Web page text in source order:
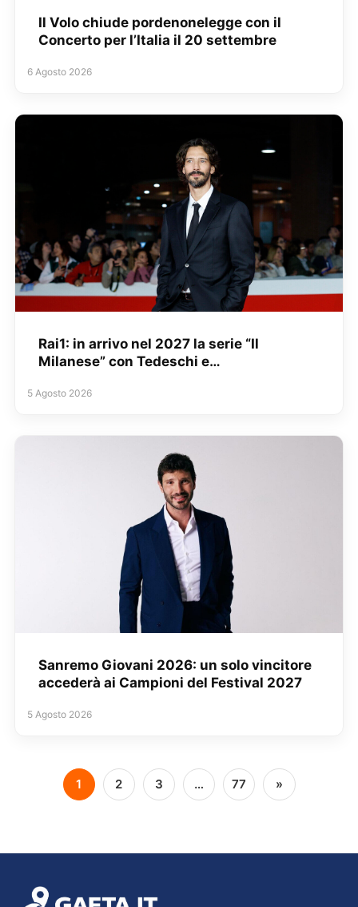
Il Volo chiude pordenonelegge con il
Concerto per l’Italia il 20 settembre
6 Agosto 2026
Rai1: in arrivo nel 2027 la serie “Il
Milanese” con Tedeschi e…
5 Agosto 2026
Sanremo Giovani 2026: un solo vincitore
accederà ai Campioni del Festival 2027
5 Agosto 2026
1 2 3 … 77 »